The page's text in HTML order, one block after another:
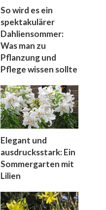
So wird es ein
spektakulärer
Dahliensommer:
Was man zu
Pflanzung und
Pflege wissen sollte
Elegant und
ausdrucksstark: Ein
Sommergarten mit
Lilien